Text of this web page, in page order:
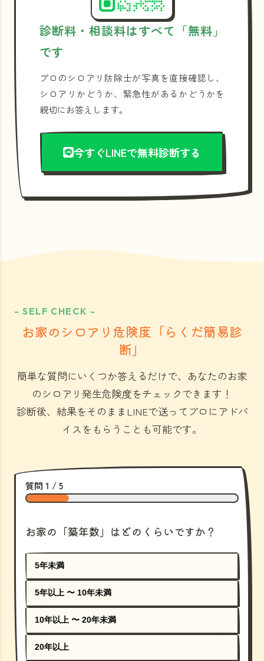
診断料・相談料はすべて「無料」
です
プロのシロアリ防除士が写真を直接確認し、
シロアリかどうか、緊急性があるかどうかを
親切にお答えします。
今すぐLINEで無料診断する
- SELF CHECK -
お家のシロアリ危険度「らくだ簡易診
断」
簡単な質問にいくつか答えるだけで、あなたのお家
のシロアリ発生危険度をチェックできます！
診断後、結果をそのままLINEで送ってプロにアドバ
イスをもらうことも可能です。
質問 1 / 5
お家の「築年数」はどのくらいですか？
5年未満
5年以上 〜 10年未満
10年以上 〜 20年未満
20年以上